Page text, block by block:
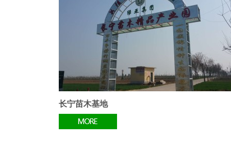
长宁苗木基地